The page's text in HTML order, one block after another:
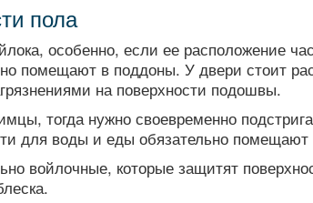
пола
особенно, если ее расположение
помещают в поддоны. У двери стоит
на поверхности подошвы.
тогда нужно своевременно
для воды и еды обязательно помещают
войлочные, которые защитят